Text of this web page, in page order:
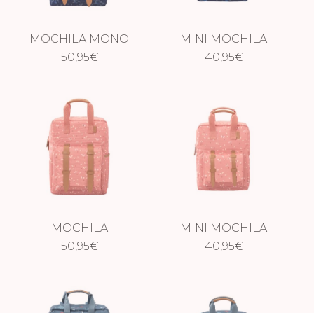
MOCHILA MONO
50,95€
MINI MOCHILA
MONO
40,95€
MOCHILA
MARIPOSA
50,95€
MINI MOCHILA
MARIPOSAS
40,95€